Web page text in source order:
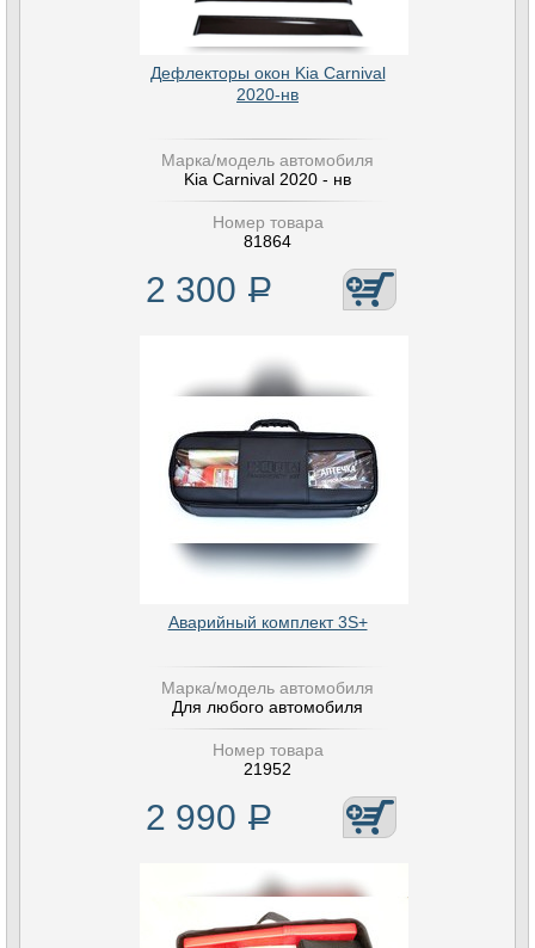
Дефлекторы окон Kia Carnival
2020-нв
Марка/модель автомобиля
Kia Carnival 2020 - нв
Номер товара
81864
2 300 Р
Аварийный комплект 3S+
Марка/модель автомобиля
Для любого автомобиля
Номер товара
21952
2 990 Р